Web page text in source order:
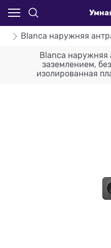
Blanca наружняя
Blanca наружняя
заземлением,
изолированная